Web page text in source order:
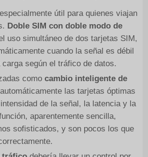
útil para quienes viajan
Doble SIM con doble modo de
uso simultáneo de dos tarjetas SIM,
cuando la señal es débil
según el tráfico de datos.
como cambio inteligente de
las tarjetas óptimas
de la señal, la latencia y la
aparentemente sencilla,
sofisticados, y son pocos los que